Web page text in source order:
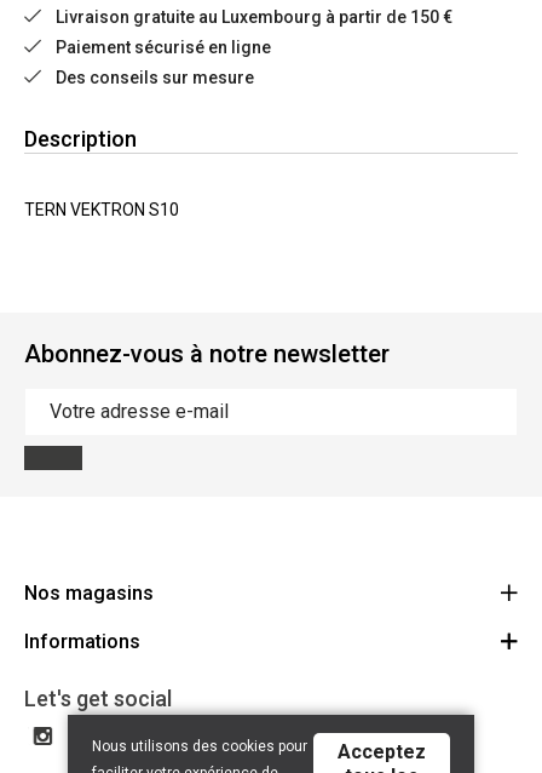
Livraison gratuite au Luxembourg à partir de 150 €
Paiement sécurisé en ligne
Des conseils sur mesure
Description
TERN VEKTRON S10
Abonnez-vous à notre newsletter
Nos magasins
Cycles Arnold Kontz Gare / Bonnevoie
+352 40 96 74 214 / +352 40 96 74 215
Informations
Conditions générales
Avertissement
Politique de confidentialité
Let's get social
Nous utilisons des cookies pour
Acceptez